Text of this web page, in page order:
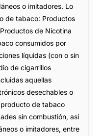
o imitadores. Lo
de tabaco: Productos
de Nicotina
consumidos por
líquidas (con o sin
de cigarrillos
aquellas
desechables o
de tabaco
sin combustión, así
o imitadores, entre